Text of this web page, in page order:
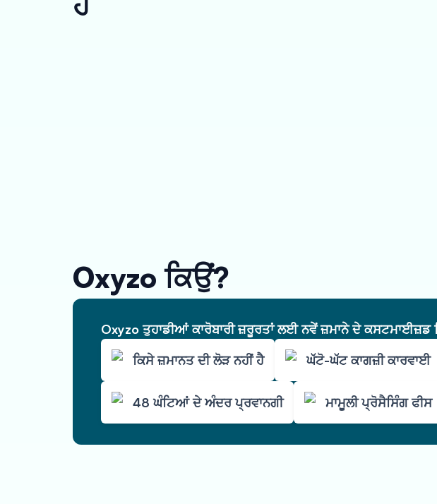
Oxyzo ਕਿਉਂ?
Oxyzo ਤੁਹਾਡੀਆਂ ਕਾਰੋਬਾਰੀ ਜ਼ਰੂਰਤਾਂ ਲਈ ਨਵੇਂ ਜ਼ਮਾਨੇ ਦੇ ਕਸਟਮਾਈਜ਼ਡ
ਕਿਸੇ ਜ਼ਮਾਨਤ ਦੀ ਲੋੜ ਨਹੀਂ ਹੈ
ਘੱਟੋ-ਘੱਟ ਕਾਗਜ਼ੀ ਕਾਰਵਾਈ
48 ਘੰਟਿਆਂ ਦੇ ਅੰਦਰ ਪ੍ਰਵਾਨਗੀ ਮਾਮੂਲੀ ਪ੍ਰੋਸੈਸਿੰਗ ਫੀਸ